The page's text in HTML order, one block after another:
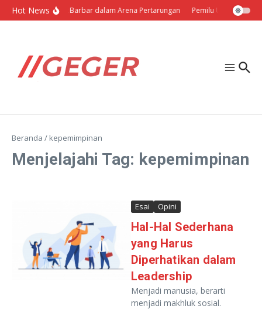
Lewati ke konten
Hot NewsPolitik Barbar dalam Arena Pertarungan Pemilu Ukraina:
Beranda / kepemimpinan
Menjelajahi Tag: kepemimpinan
Esai Opini
Hal-Hal Sederhana
yang Harus
Diperhatikan dalam
Leadership
Menjadi manusia, berarti
menjadi makhluk sosial.